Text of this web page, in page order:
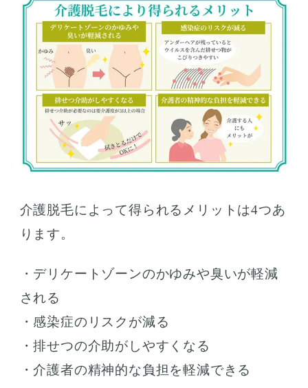
介護脱毛によって得られるメリットは4つあ
ります。
・デリケートゾーンのかゆみや臭いが軽減
される
・感染症のリスクが減る
・排せつの介助がしやすくなる
・介護者の精神的な負担を軽減できる